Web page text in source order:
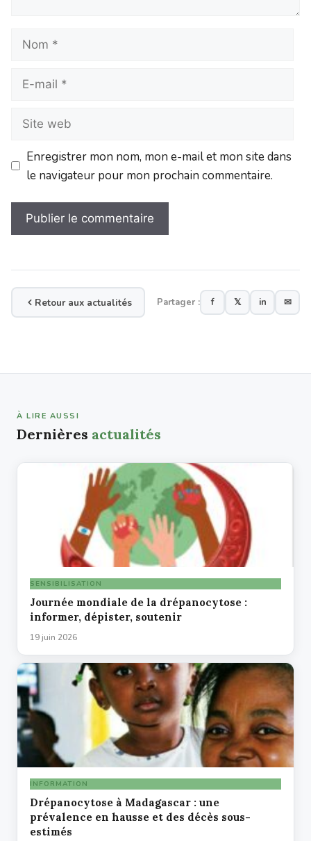
Enregistrer mon nom, mon e-mail et mon site dans
le navigateur pour mon prochain commentaire.
Retour aux actualités Partager : f 𝕏 in ✉
À LIRE AUSSI
Dernières actualités
SENSIBILISATION
Journée mondiale de la drépanocytose :
informer, dépister, soutenir
19 juin 2026
INFORMATION
Drépanocytose à Madagascar : une
prévalence en hausse et des décès sous-
estimés